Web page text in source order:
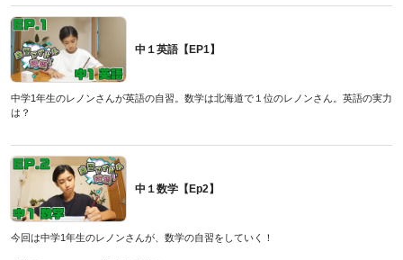
こちら
◆今なら夏期講習の受付中！
こちら
◆山下先生が運営しているYoutube「学研オンエアチャンネル」
こちら
こちら
中１英語【EP1】
中学1年生のレノンさんが英語の自習。数学は北海道で１位のレノンさん。英語の実力
は？
こちら
◆今なら夏期講習の受付中！
こちら
◆解説担当・増田先生はYouTubeチャンネル「まっすー先生の英語教室」でも英語の
ぜひチャンネル登録して応援してください！
中１数学【Ep2】
今回は中学1年生のレノンさんが、数学の自習をしていく！